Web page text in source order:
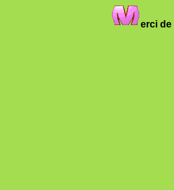
erci de